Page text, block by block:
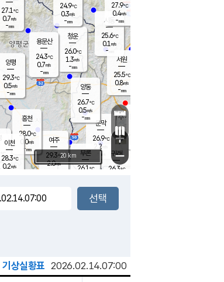
문막
26.9℃
2.2m/s
mm
부론
26.1 ℃
청운
26.0℃
1.3m/s
-mm
24.9℃
0.3m/s
-mm
여주
29.3℃
2.0m/s
양동
26.7℃
0.5m/s
-mm
장호원
27.1℃
0.7m/s
-mm
흥천
28.0℃
0.0m/s
-mm
m/s
시동
25.6℃
0.1 m/s
- mm
귀래
26.3℃
서원
25.5℃
0.8m/s
-mm
용문산
24.3℃
0.7m/s
-mm
27.9℃
0.4m/s
-mm
이천
28.3℃
0.2m/s
양평
29.3℃
0.5m/s
-mm
+
−
20 km
기상실황표 2026.02.14.07:00